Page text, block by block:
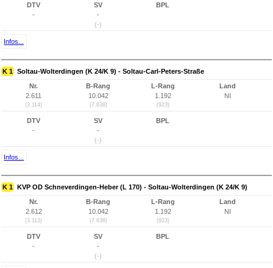
DTV
-
SV
-
(-)
BPL
Infos...
K 1 Soltau-Wolterdingen (K 24/K 9) - Soltau-Carl-Peters-Straße
Nr.
2.611
(3.114)
B-Rang
10.042
(7.638)
L-Rang
1.192
(923)
Land
NI
DTV
-
SV
-
(-)
BPL
Infos...
K 1 KVP OD Schneverdingen-Heber (L 170) - Soltau-Wolterdingen (K 24/K 9)
Nr.
2.612
(3.113)
B-Rang
10.042
(7.638)
L-Rang
1.192
(923)
Land
NI
DTV
-
SV
-
(-)
BPL